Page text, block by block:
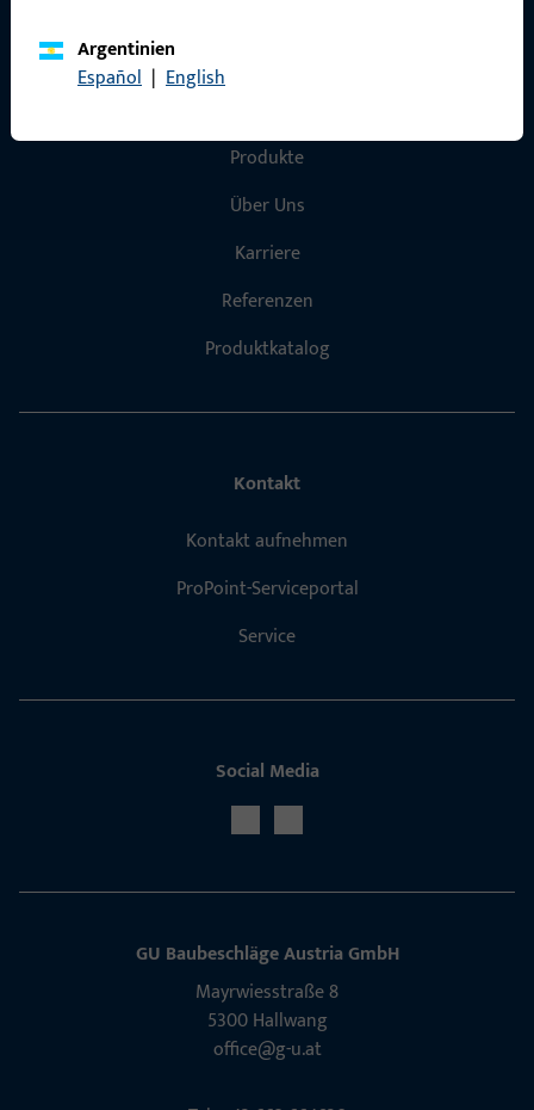
Argentinien
Español | English
Produkte
Über Uns
Karriere
Referenzen
Produktkatalog
Kontakt
Kontakt aufnehmen
ProPoint-Serviceportal
Service
Social Media
GU Baubeschläge Aus­tria GmbH
Mayrwies­straße 8
5300 Hall­wang
office@g-u.at